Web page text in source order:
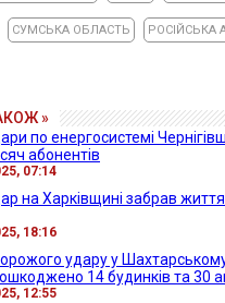
СУМСЬКА ОБЛАСТЬ РОСІЙСЬКА
»
по енергосистемі
абонентів
07:14
на Харківщині забрав життя
18:16
удару у Шахтарському
14 будинків та 30
12:55